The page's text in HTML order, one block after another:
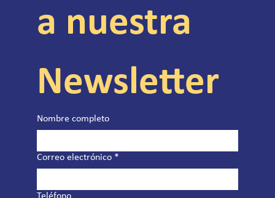
a nuestra
Newsletter
Nombre completo
Correo electrónico *